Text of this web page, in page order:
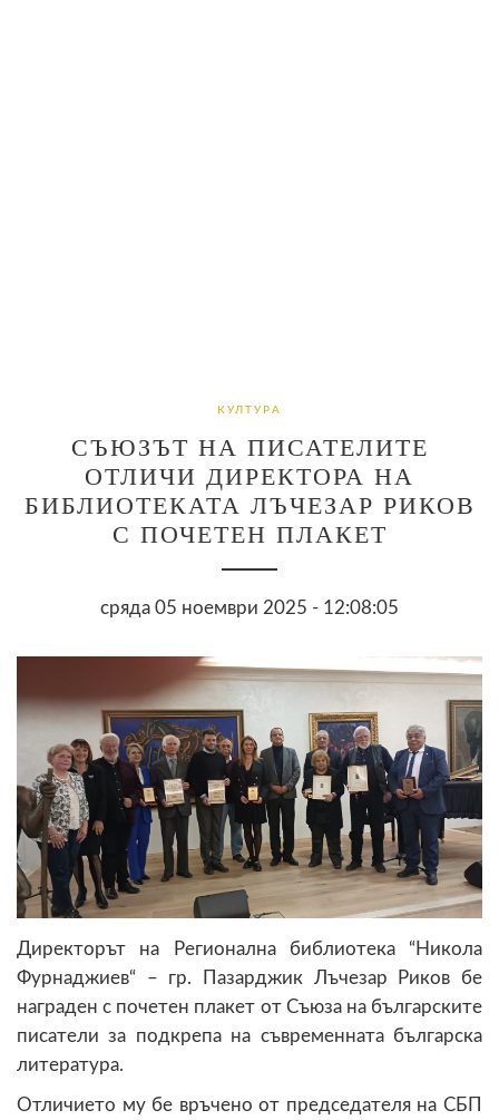
КУЛТУРА
СЪЮЗЪТ НА ПИСАТЕЛИТЕ
ОТЛИЧИ ДИРЕКТОРА НА
БИБЛИОТЕКАТА ЛЪЧЕЗАР РИКОВ
С ПОЧЕТЕН ПЛАКЕТ
сряда 05 ноември 2025 - 12:08:05
Директорът на Регионална библиотека “Никола
Фурнаджиев“ – гр. Пазарджик Лъчезар Риков бе
награден с почетен плакет от Съюза на българските
писатели за подкрепа на съвременната българска
литература.
Отличието му бе връчено от председателя на СБП